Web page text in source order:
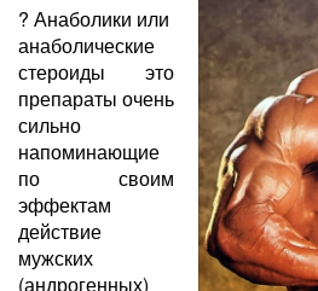
? Анаболики или
анаболические
стероиды это
препараты очень
сильно
напоминающие
по своим
эффектам
действие
мужских
(андрогенных)